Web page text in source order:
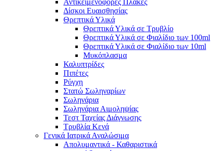
Αντικειμενοφόρες Πλάκες
Δίσκοι Ευαισθησίας
Θρεπτικά Υλικά
Θρεπτικά Υλικά σε Τρυβλίο
Θρεπτικά Υλικά σε Φιαλίδιο των 100ml
Θρεπτικά Υλικά σε Φιαλίδιο των 10ml
Μυκόπλασμα
Καλυπτρίδες
Πιπέτες
Ρύγχη
Στατώ Σωληναρίων
Σωληνάρια
Σωληνάρια Αιμοληψίας
Τεστ Ταχείας Διάγνωσης
Τρυβλία Κενά
Γενικά Ιατρικά Αναλώσιμα
Απολυμαντικά - Καθαριστικά